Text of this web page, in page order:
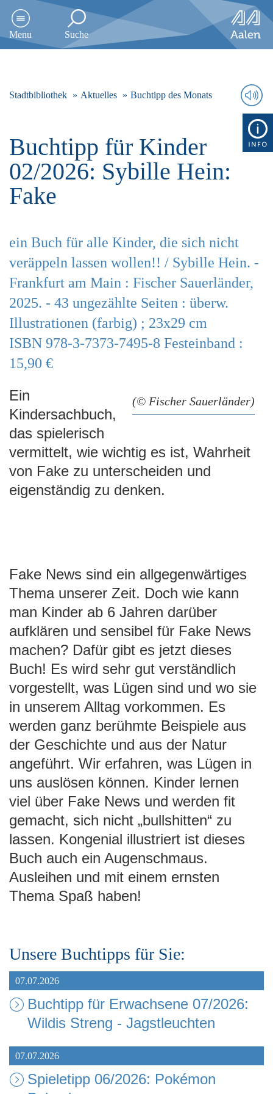
r
e
Menu Suche
Stadtbibliothek Aktuelles Buchtipp des Monats
Buchtipp für Kinder
02/2026: Sybille Hein:
Fake
ein Buch für alle Kinder, die sich nicht
veräppeln lassen wollen!! / Sybille Hein. -
Frankfurt am Main : Fischer Sauerländer,
2025. - 43 ungezählte Seiten : überw.
Illustrationen (farbig) ; 23x29 cm
ISBN 978-3-7373-7495-8 Festeinband :
15,90 €
(© Fischer Sauerländer)
Ein
Kindersachbuch,
das spielerisch
vermittelt, wie wichtig es ist, Wahrheit
von Fake zu unterscheiden und
eigenständig zu denken.
Fake News sind ein allgegenwärtiges
Thema unserer Zeit. Doch wie kann
man Kinder ab 6 Jahren darüber
aufklären und sensibel für Fake News
machen? Dafür gibt es jetzt dieses
Buch! Es wird sehr gut verständlich
vorgestellt, was Lügen sind und wo sie
in unserem Alltag vorkommen. Es
werden ganz berühmte Beispiele aus
der Geschichte und aus der Natur
angeführt. Wir erfahren, was Lügen in
uns auslösen können. Kinder lernen
viel über Fake News und werden fit
gemacht, sich nicht „bullshitten“ zu
lassen. Kongenial illustriert ist dieses
Buch auch ein Augenschmaus.
Ausleihen und mit einem ernsten
Thema Spaß haben!
Unsere Buchtipps für Sie:
07.07.2026
Buchtipp für Erwachsene 07/2026:
Wildis Streng - Jagstleuchten
07.07.2026
Spieletipp 06/2026: Pokémon